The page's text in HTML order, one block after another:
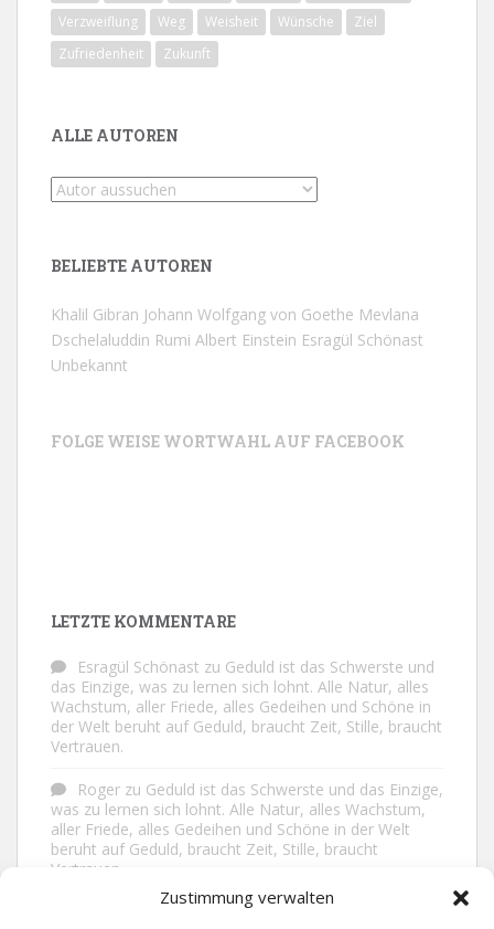
Zustimmung verwalten
Verzweiflung
Weg Weisheit Wünsche
Ziel
Zufriedenheit
Zukunft
ALLE AUTOREN
BELIEBTE AUTOREN
Khalil Gibran Johann Wolfgang von Goethe Mevlana
Dschelaluddin Rumi Albert Einstein Esragül Schönast
Unbekannt
FOLGE WEISE WORTWAHL AUF FACEBOOK
LETZTE KOMMENTARE
Esragül Schönast zu Geduld ist das Schwerste und
das Einzige, was zu lernen sich lohnt. Alle Natur, alles
Wachstum, aller Friede, alles Gedeihen und Schöne in
der Welt beruht auf Geduld, braucht Zeit, Stille, braucht
Vertrauen.
Roger zu Geduld ist das Schwerste und das Einzige,
was zu lernen sich lohnt. Alle Natur, alles Wachstum,
aller Friede, alles Gedeihen und Schöne in der Welt
beruht auf Geduld, braucht Zeit, Stille, braucht
Vertrauen.
Nichts in unserem Leben